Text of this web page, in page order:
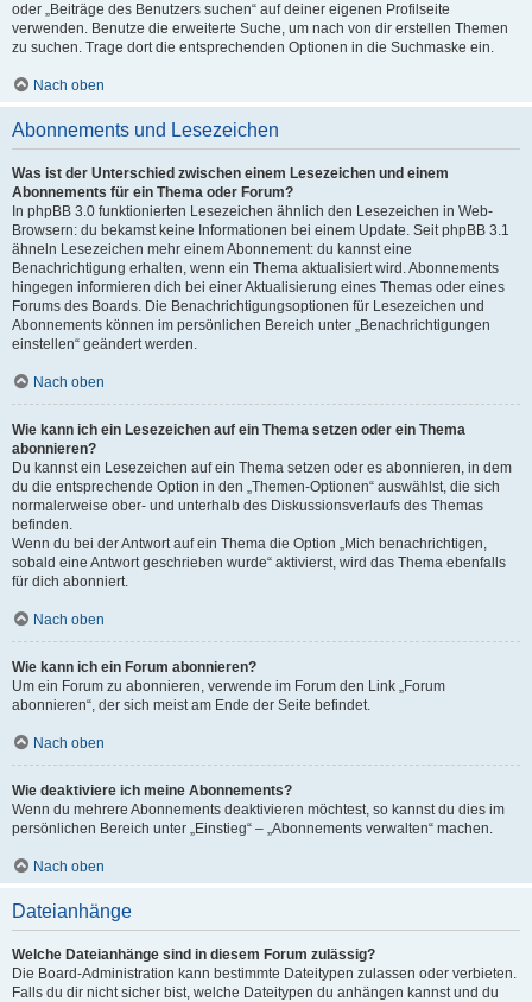
oder „Beiträge des Benutzers suchen“ auf deiner eigenen Profilseite
verwenden. Benutze die erweiterte Suche, um nach von dir erstellen Themen
zu suchen. Trage dort die entsprechenden Optionen in die Suchmaske ein.
Nach oben
Abonnements und Lesezeichen
Was ist der Unterschied zwischen einem Lesezeichen und einem
Abonnements für ein Thema oder Forum?
In phpBB 3.0 funktionierten Lesezeichen ähnlich den Lesezeichen in Web-
Browsern: du bekamst keine Informationen bei einem Update. Seit phpBB 3.1
ähneln Lesezeichen mehr einem Abonnement: du kannst eine
Benachrichtigung erhalten, wenn ein Thema aktualisiert wird. Abonnements
hingegen informieren dich bei einer Aktualisierung eines Themas oder eines
Forums des Boards. Die Benachrichtigungsoptionen für Lesezeichen und
Abonnements können im persönlichen Bereich unter „Benachrichtigungen
einstellen“ geändert werden.
Nach oben
Wie kann ich ein Lesezeichen auf ein Thema setzen oder ein Thema
abonnieren?
Du kannst ein Lesezeichen auf ein Thema setzen oder es abonnieren, in dem
du die entsprechende Option in den „Themen-Optionen“ auswählst, die sich
normalerweise ober- und unterhalb des Diskussionsverlaufs des Themas
befinden.
Wenn du bei der Antwort auf ein Thema die Option „Mich benachrichtigen,
sobald eine Antwort geschrieben wurde“ aktivierst, wird das Thema ebenfalls
für dich abonniert.
Nach oben
Wie kann ich ein Forum abonnieren?
Um ein Forum zu abonnieren, verwende im Forum den Link „Forum
abonnieren“, der sich meist am Ende der Seite befindet.
Nach oben
Wie deaktiviere ich meine Abonnements?
Wenn du mehrere Abonnements deaktivieren möchtest, so kannst du dies im
persönlichen Bereich unter „Einstieg“ – „Abonnements verwalten“ machen.
Nach oben
Dateianhänge
Welche Dateianhänge sind in diesem Forum zulässig?
Die Board-Administration kann bestimmte Dateitypen zulassen oder verbieten.
Falls du dir nicht sicher bist, welche Dateitypen du anhängen kannst und du